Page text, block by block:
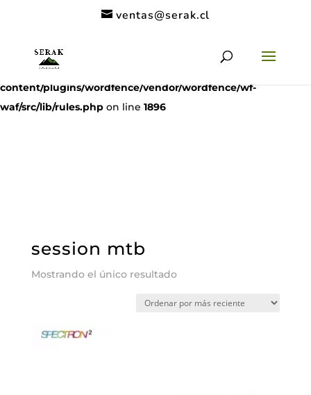
($subject) of type array|string is deprecated in
/home/clients/11c6de9a53a49962a9f838dac1be5068/serak.cl/
content/plugins/wordfence/vendor/wordfence/wf-
waf/src/lib/rules.php on line 1896
ventas@serak.cl
session mtb
Mostrando el único resultado